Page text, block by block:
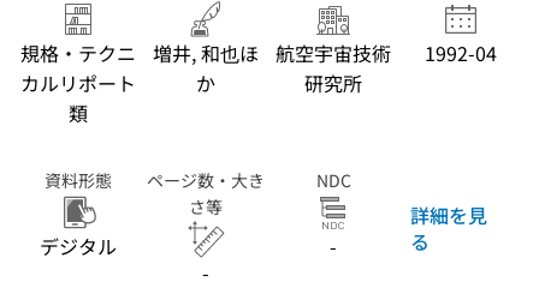
規格・テクニ
カルリポート
類
増井, 和也ほ
か
航空宇宙技術
研究所
1992-04
資料形態
デジタル
ページ数・大き
さ等
-
NDC
-
詳細を見
る